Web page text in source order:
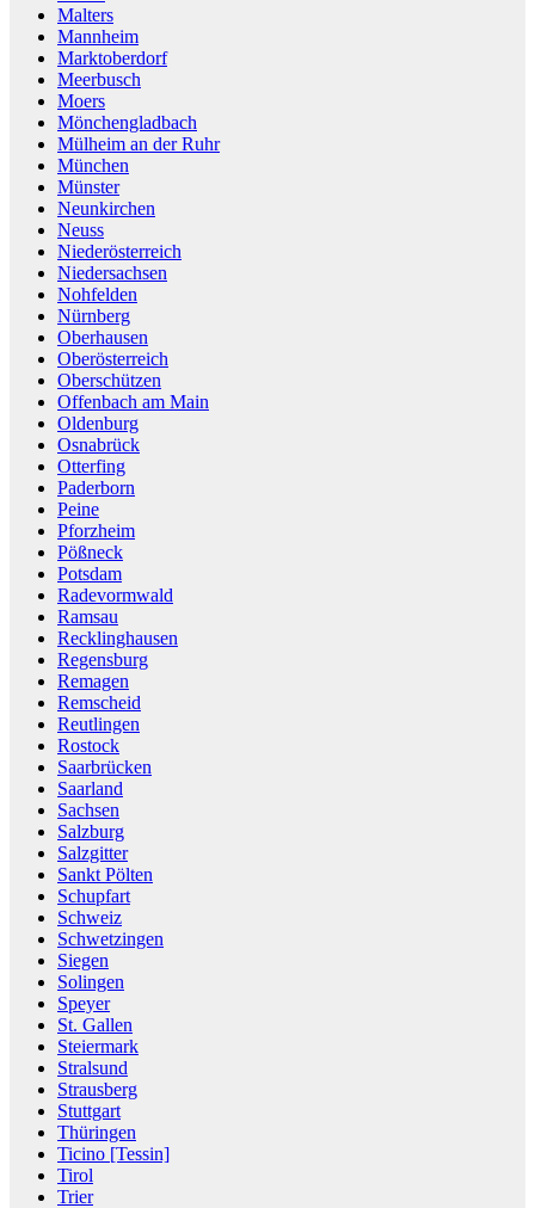
Malters
Mannheim
Marktoberdorf
Meerbusch
Moers
Mönchengladbach
Mülheim an der Ruhr
München
Münster
Neunkirchen
Neuss
Niederösterreich
Niedersachsen
Nohfelden
Nürnberg
Oberhausen
Oberösterreich
Oberschützen
Offenbach am Main
Oldenburg
Osnabrück
Otterfing
Paderborn
Peine
Pforzheim
Pößneck
Potsdam
Radevormwald
Ramsau
Recklinghausen
Regensburg
Remagen
Remscheid
Reutlingen
Rostock
Saarbrücken
Saarland
Sachsen
Salzburg
Salzgitter
Sankt Pölten
Schupfart
Schweiz
Schwetzingen
Siegen
Solingen
Speyer
St. Gallen
Steiermark
Stralsund
Strausberg
Stuttgart
Thüringen
Ticino [Tessin]
Tirol
Trier